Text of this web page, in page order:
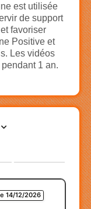
est utilisée
de support
favoriser
Positive et
Les vidéos
1 an.